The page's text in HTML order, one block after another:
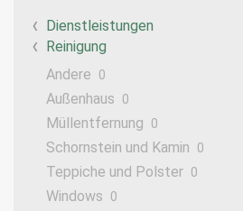
Dienstleistungen
Reinigung
Andere
0
Außenhaus 0
Müllentfernung 0
Schornstein und Kamin 0
Teppiche und Polster 0
Windows 0